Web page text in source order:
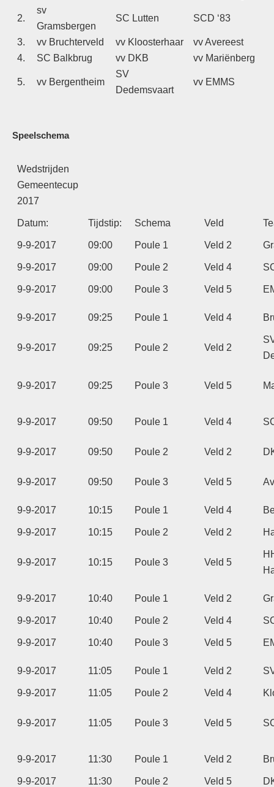
2.
sv
Gramsbergen
SC Lutten SCD ‘83
3. vv Bruchterveld vv Kloosterhaar
vv Avereest
4.
SC Balkbrug vv DKB vv Mariënberg
5. vv Bergentheim
SV
Dedemsvaart
vv EMMS
Speelschema
Wedstrijden
Gemeentecup
2017
Datum: Tijdstip: Schema Veld
9-9-2017 09:00 Poule 1 Veld 2
9-9-2017 09:00 Poule 2 Veld 4
9-9-2017 09:00 Poule 3 Veld 5
9-9-2017 09:25 Poule 1 Veld 4
9-9-2017 09:25 Poule 2 Veld 2
9-9-2017 09:25 Poule 3 Veld 5
9-9-2017 09:50 Poule 1 Veld 4
9-9-2017 09:50 Poule 2 Veld 2
9-9-2017 09:50 Poule 3 Veld 5
9-9-2017 10:15 Poule 1 Veld 4
9-9-2017 10:15 Poule 2 Veld 2
9-9-2017 10:15 Poule 3 Veld 5
9-9-2017 10:40 Poule 1 Veld 2
9-9-2017 10:40 Poule 2 Veld 4
9-9-2017 10:40 Poule 3 Veld 5
9-9-2017 11:05 Poule 1 Veld 2
9-9-2017 11:05 Poule 2 Veld 4
9-9-2017 11:05 Poule 3 Veld 5
9-9-2017 11:30 Poule 1 Veld 2
9-9-2017 11:30 Poule 2 Veld 5